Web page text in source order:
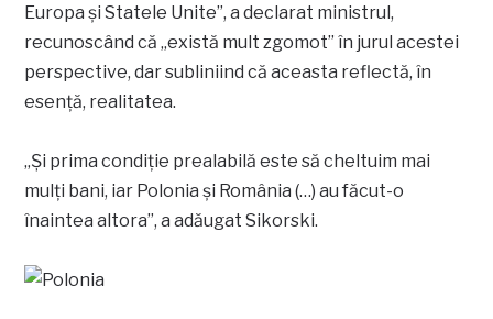
Europa și Statele Unite”, a declarat ministrul,
recunoscând că „există mult zgomot” în jurul acestei
perspective, dar subliniind că aceasta reflectă, în
esență, realitatea.
„Şi prima condiţie prealabilă este să cheltuim mai
mulţi bani, iar Polonia şi România (…) au făcut-o
înaintea altora”, a adăugat Sikorski.